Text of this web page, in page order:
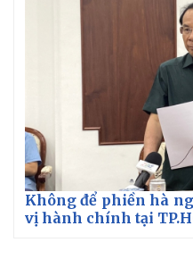
Không để phiền hà
vị hành chính tại